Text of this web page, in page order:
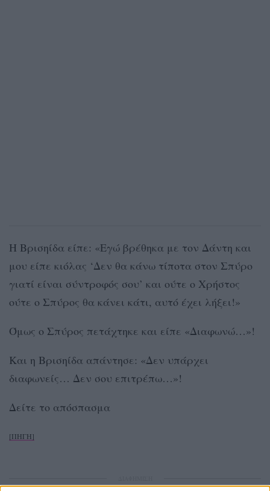
Η Βρισηίδα είπε: «Εγώ βρέθηκα με τον Δάντη και
μου είπε κιόλας ‘Δεν θα κάνω τίποτα στον Σπύρο
γιατί είναι σύντροφός σου’ και ούτε ο Χρήστος
ούτε ο Σπύρος θα κάνει κάτι, αυτό έχει λήξει!»
Όμως ο Σπύρος πετάχτηκε και είπε «Διαφωνώ…»!
Και η Βρισηίδα απάντησε: «Δεν υπάρχει
διαφωνείς… Δεν σου επιτρέπω…»!
Δείτε το απόσπασμα
[ΠΗΓΗ]